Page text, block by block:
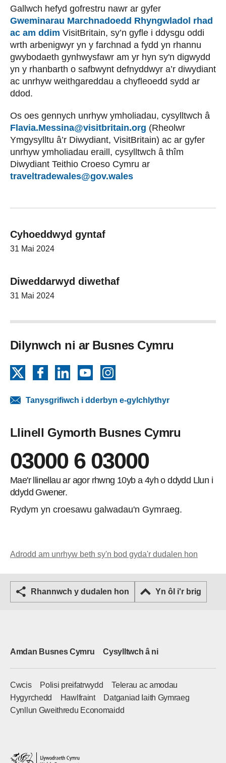
Gallwch hefyd gofrestru nawr ar gyfer
Gweminarau Marchnadoedd Rhyngwladol rhad
ac am ddim VisitBritain, sy’n gyfle i ddysgu oddi
wrth arbenigwyr yn y farchnad a fydd yn rhannu
gwybodaeth gynhwysfawr am yr hyn sy'n digwydd
yn y rhanbarth o safbwynt defnyddwyr a’r diwydiant
ac unrhyw weithgareddau a chyfleoedd sydd ar
ddod.
Os oes gennych unrhyw ymholiadau, cysylltwch â
Flavia.Messina@visitbritain.org (Rheolwr
Ymgysylltu â’r Diwydiant, VisitBritain) ac ar gyfer
unrhyw ymholiadau eraill, cysylltwch â thîm
Diwydiant Teithio Croeso Cymru ar
traveltradewales@gov.wales
Cyhoeddwyd gyntaf
31 Mai 2024
Diweddarwyd diwethaf
31 Mai 2024
Dilynwch ni ar Busnes Cymru
FacebookLinkedInYouTube
Tanysgrifiwch i dderbyn e-gylchlythyr
Llinell Gymorth Busnes Cymru
03000 6 03000
Mae'r llinellau ar agor rhwng 10yb a 4yh o ddydd Llun i
ddydd Gwener.
Rydym yn croesawu galwadau'n Gymraeg.
Adrodd am unrhyw beth sy'n bod gyda'r dudalen hon
Rhannwch y dudalen hon Yn ôl i'r brig
Amdan Busnes Cymru Cysylltwch â ni
Cwcis Polisi preifatrwydd
Telerau ac amodau
Hygyrchedd
Hawlfraint
Datganiad Iaith Gymraeg
Cynllun Gweithredu Economaidd